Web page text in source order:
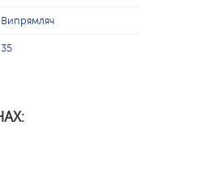
Випрямляч
35